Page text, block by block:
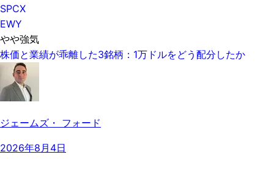
SPCX
EWY
やや強気
株価と業績が乖離した3銘柄：1万ドルをどう配分したか
ジェームズ・ フォード
2026年8月4日